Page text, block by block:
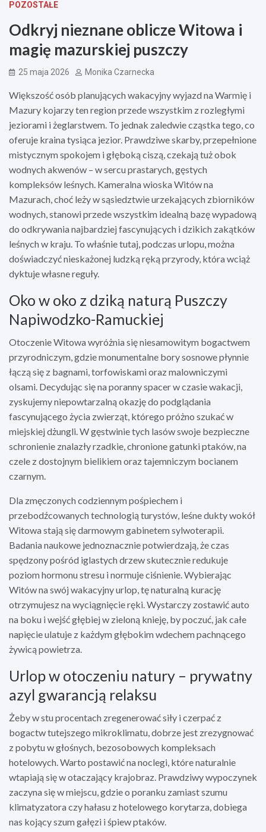
POZOSTAŁE
Odkryj nieznane oblicze Witowa i
magię mazurskiej puszczy
25 maja 2026 Monika Czarnecka
Większość osób planujących wakacyjny wyjazd na Warmię i
Mazury kojarzy ten region przede wszystkim z rozległymi
jeziorami i żeglarstwem. To jednak zaledwie cząstka tego, co
oferuje kraina tysiąca jezior. Prawdziwe skarby, przepełnione
mistycznym spokojem i głęboką ciszą, czekają tuż obok
wodnych akwenów – w sercu prastarych, gęstych
kompleksów leśnych. Kameralna wioska Witów na
Mazurach, choć leży w sąsiedztwie urzekających zbiorników
wodnych, stanowi przede wszystkim idealną bazę wypadową
do odkrywania najbardziej fascynujących i dzikich zakątków
leśnych w kraju. To właśnie tutaj, podczas urlopu, można
doświadczyć nieskażonej ludzką ręką przyrody, która wciąż
dyktuje własne reguły.
Oko w oko z dziką naturą Puszczy
Napiwodzko-Ramuckiej
Otoczenie Witowa wyróżnia się niesamowitym bogactwem
przyrodniczym, gdzie monumentalne bory sosnowe płynnie
łączą się z bagnami, torfowiskami oraz malowniczymi
olsami. Decydując się na poranny spacer w czasie wakacji,
zyskujemy niepowtarzalną okazję do podglądania
fascynującego życia zwierząt, którego próżno szukać w
miejskiej dżungli. W gęstwinie tych lasów swoje bezpieczne
schronienie znalazły rzadkie, chronione gatunki ptaków, na
czele z dostojnym bielikiem oraz tajemniczym bocianem
czarnym.
Dla zmęczonych codziennym pośpiechem i
przebodźcowanych technologią turystów, leśne dukty wokół
Witowa stają się darmowym gabinetem sylwoterapii.
Badania naukowe jednoznacznie potwierdzają, że czas
spędzony pośród iglastych drzew skutecznie redukuje
poziom hormonu stresu i normuje ciśnienie. Wybierając
Witów na swój wakacyjny urlop, tę naturalną kurację
otrzymujesz na wyciągnięcie ręki. Wystarczy zostawić auto
na boku i wejść głębiej w zieloną knieję, by poczuć, jak całe
napięcie ulatuje z każdym głębokim wdechem pachnącego
żywicą powietrza.
Urlop w otoczeniu natury – prywatny
azyl gwarancją relaksu
Żeby w stu procentach zregenerować siły i czerpać z
bogactw tutejszego mikroklimatu, dobrze jest zrezygnować
z pobytu w głośnych, bezosobowych kompleksach
hotelowych. Warto postawić na noclegi, które naturalnie
wtapiają się w otaczający krajobraz. Prawdziwy wypoczynek
zaczyna się w miejscu, gdzie o poranku zamiast szumu
klimatyzatora czy hałasu z hotelowego korytarza, dobiega
nas kojący szum gałęzi i śpiew ptaków.